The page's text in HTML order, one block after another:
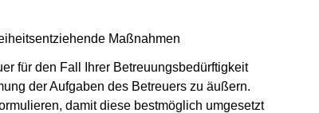
Maßnahmen
für den Fall Ihrer Betreuungsbedürftigkeit
der Aufgaben des Betreuers zu äußern.
damit diese bestmöglich umgesetzt